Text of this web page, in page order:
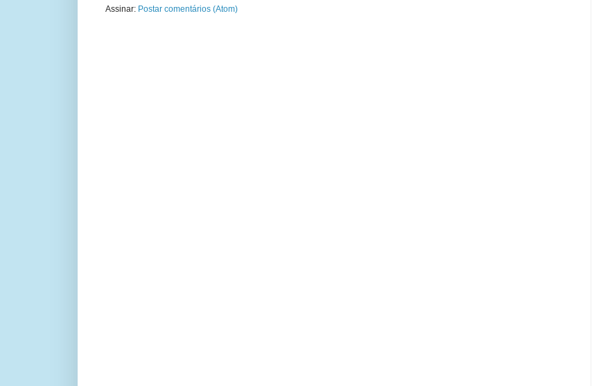
Assinar: Postar comentários (Atom)